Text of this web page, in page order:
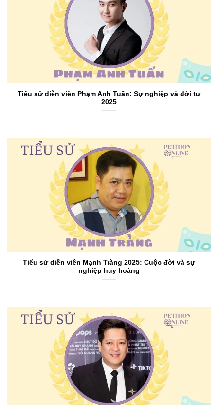
Tiểu sử diễn viên Phạm Anh Tuấn: Sự nghiệp và đời tư
2025
Tiểu sử diễn viên Mạnh Tràng 2025: Cuộc đời và sự
nghiệp huy hoàng